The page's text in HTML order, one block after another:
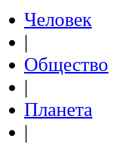
Человек
|
Общество
|
Планета
|